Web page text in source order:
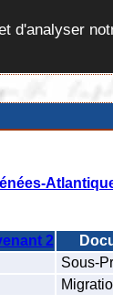
d'analyser
2
Sous-